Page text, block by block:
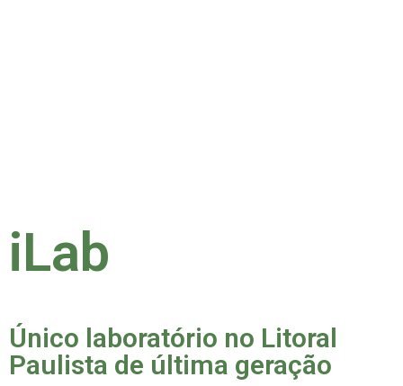
iLab
Único laboratório no Litoral
Paulista de última geração